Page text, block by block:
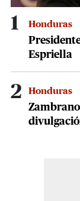
1 Honduras
Espriella
2 Honduras